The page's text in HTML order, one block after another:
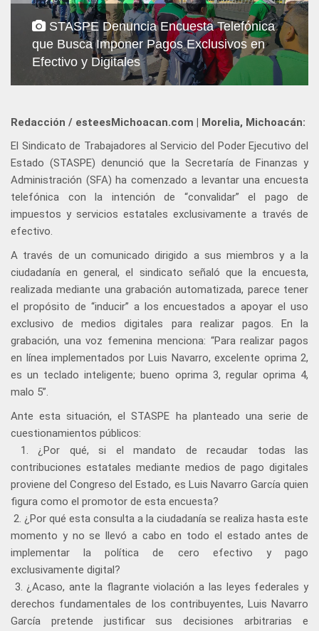
STASPE Denuncia Encuesta Telefónica
que Busca Imponer Pagos Exclusivos en
Efectivo y Digitales
Redacción / esteesMichoacan.com | Morelia, Michoacán:
El Sindicato de Trabajadores al Servicio del Poder Ejecutivo del
Estado (STASPE) denunció que la Secretaría de Finanzas y
Administración (SFA) ha comenzado a levantar una encuesta
telefónica con la intención de “convalidar” el pago de
impuestos y servicios estatales exclusivamente a través de
efectivo.
A través de un comunicado dirigido a sus miembros y a la
ciudadanía en general, el sindicato señaló que la encuesta,
realizada mediante una grabación automatizada, parece tener
el propósito de “inducir” a los encuestados a apoyar el uso
exclusivo de medios digitales para realizar pagos. En la
grabación, una voz femenina menciona: “Para realizar pagos
en línea implementados por Luis Navarro, excelente oprima 2,
es un teclado inteligente; bueno oprima 3, regular oprima 4,
malo 5”.
Ante esta situación, el STASPE ha planteado una serie de
cuestionamientos públicos:
1. ¿Por qué, si el mandato de recaudar todas las
contribuciones estatales mediante medios de pago digitales
proviene del Congreso del Estado, es Luis Navarro García quien
figura como el promotor de esta encuesta?
2. ¿Por qué esta consulta a la ciudadanía se realiza hasta este
momento y no se llevó a cabo en todo el estado antes de
implementar la política de cero efectivo y pago
exclusivamente digital?
3. ¿Acaso, ante la flagrante violación a las leyes federales y
derechos fundamentales de los contribuyentes, Luis Navarro
García pretende justificar sus decisiones arbitrarias e